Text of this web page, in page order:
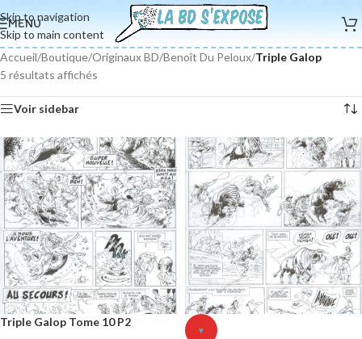
Skip to navigation
Skip to main content
MENU
Accueil/Boutique/Originaux BD/Benoît Du Peloux/Triple Galop
5 résultats affichés
Voir sidebar
Triple Galop Tome 10 P2
♥